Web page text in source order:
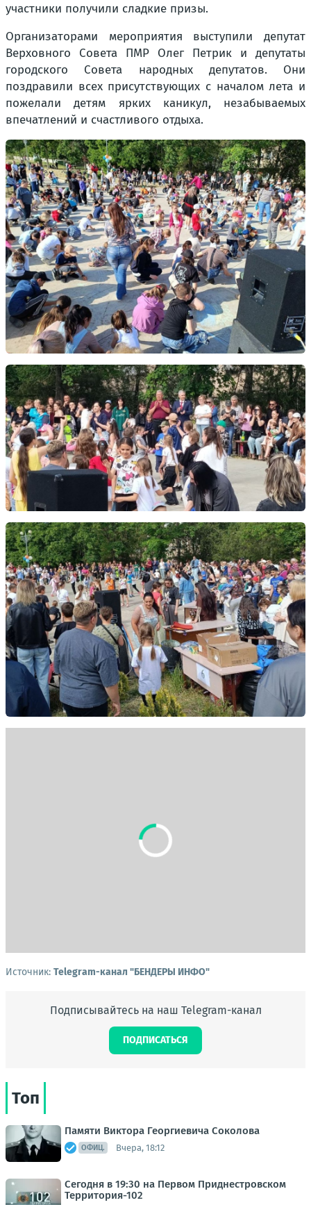
участники получили сладкие призы.
Организаторами мероприятия выступили депутат
Верховного Совета ПМР Олег Петрик и депутаты
городского Совета народных депутатов. Они
поздравили всех присутствующих с началом лета и
пожелали детям ярких каникул, незабываемых
впечатлений и счастливого отдыха.
Источник: Telegram-канал "БЕНДЕРЫ ИНФО"
Подписывайтесь на наш Telegram-канал
ПОДПИСАТЬСЯ
Топ
Памяти Виктора Георгиевича Соколова
ОФИЦ. Вчера, 18:12
Сегодня в 19:30 на Первом Приднестровском
Территория-102